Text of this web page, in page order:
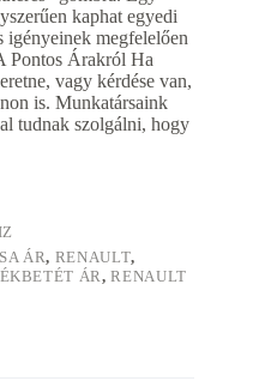
kaphat egyedi
igényeinek megfelelően
Pontos Árakról Ha
vagy kérdése van,
is. Munkatársaink
tudnak szolgálni, hogy
ÁR, RENAULT,
ÁR,RENAULT